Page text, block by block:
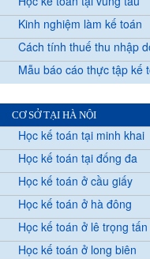
Kinh nghiệm làm kế toán
Cách tính thuế thu nhập
Mẫu báo cáo thực tập kế
CƠ SỞ TẠI HÀ NỘI
Học kế toán tại minh khai
Học kế toán tại đống đa
Học kế toán ở cầu giấy
Học kế toán ở hà đông
Học kế toán ở lê trọng tấn
Học kế toán ở long biên